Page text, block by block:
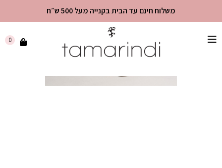
שִׂים
משלוח חינם עד הבית בקנייה מעל 500 ש״ח
0